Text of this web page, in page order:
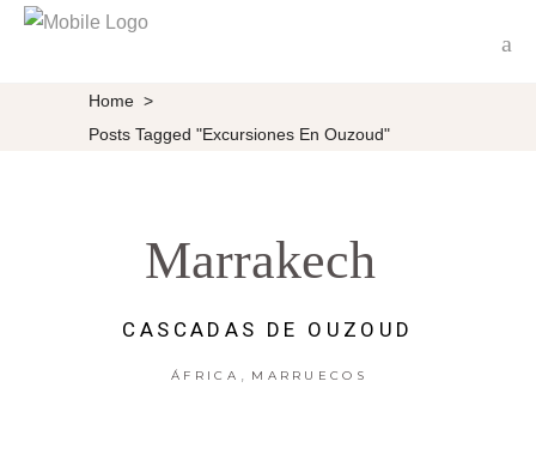
Home >
Posts Tagged "excursiones En Ouzoud"
Marrakech
CASCADAS DE OUZOUD
ÁFRICA MARRUECOS